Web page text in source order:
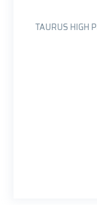
TAURUS HIGH